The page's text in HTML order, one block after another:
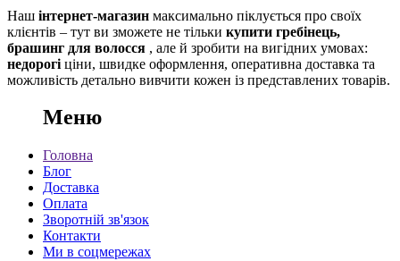
Наш інтернет-магазин максимально піклується про своїх
клієнтів – тут ви зможете не тільки купити гребінець,
брашинг для волосся , але й зробити на вигідних умовах:
недорогі ціни, швидке оформлення, оперативна доставка та
можливість детально вивчити кожен із представлених товарів.
Меню
Головна
Блог
Доставка
Оплата
Зворотній зв'язок
Контакти
Ми в соцмережах